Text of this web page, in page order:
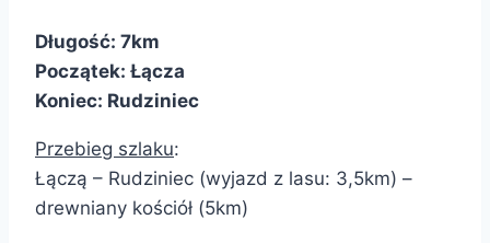
Długość: 7km
Początek: Łącza
Koniec: Rudziniec
Przebieg szlaku:
Łączą – Rudziniec (wyjazd z lasu: 3,5km) –
drewniany kościół (5km)